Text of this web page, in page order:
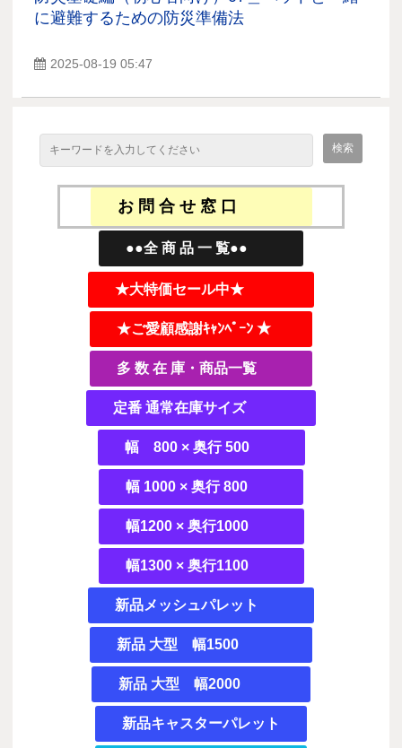
に避難するための防災準備法
2025-08-19 05:47
お 問 合 せ 窓 口
●●全 商 品 一 覧●●
★大特価セール中★
★ご愛顧感謝ｷｬﾝﾍﾟｰﾝ ★
多 数 在 庫・商品一覧
定番 通常在庫サイズ
幅 800 × 奥行 500
幅 1000 × 奥行 800
幅1200 × 奥行1000
幅1300 × 奥行1100
新品メッシュパレット
新品 大型 幅1500
新品 大型 幅2000
新品キャスターパレット